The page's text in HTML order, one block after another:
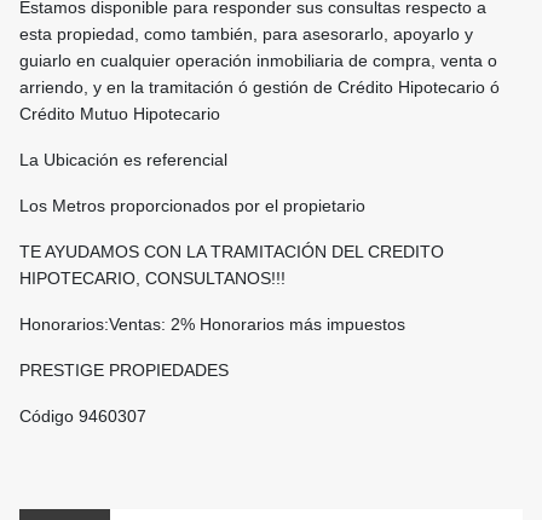
Estamos disponible para responder sus consultas respecto a
esta propiedad, como también, para asesorarlo, apoyarlo y
guiarlo en cualquier operación inmobiliaria de compra, venta o
arriendo, y en la tramitación ó gestión de Crédito Hipotecario ó
Crédito Mutuo Hipotecario
La Ubicación es referencial
Los Metros proporcionados por el propietario
TE AYUDAMOS CON LA TRAMITACIÓN DEL CREDITO
HIPOTECARIO, CONSULTANOS!!!
Honorarios:Ventas: 2% Honorarios más impuestos
PRESTIGE PROPIEDADES
Código 9460307